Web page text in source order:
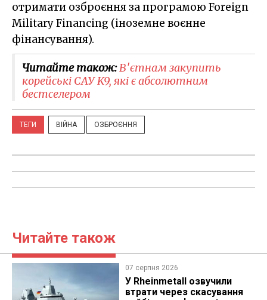
отримати озброєння за програмою Foreign
Military Financing (іноземне воєнне
фінансування).
Читайте також:В'єтнам закупить
корейські САУ K9, які є абсолютним
бестселером
ТЕГИ ВІЙНА ОЗБРОЄННЯ
Читайте також
07 серпня 2026
У Rheinmetall озвучили
втрати через скасування